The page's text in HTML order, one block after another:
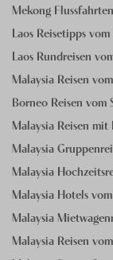
Mekong
Laos Reisetipps
Laos Rundreisen
Malaysia Reisen
Borneo Reisen vom
Malaysia Reisen
Malaysia
Malaysia
Malaysia Hotels
Malaysia
Malaysia Reisen